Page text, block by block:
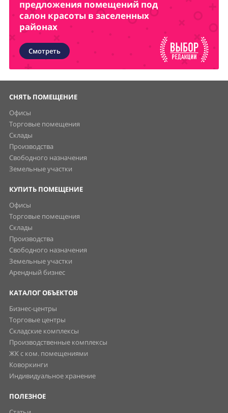
предложения помещений под
салон красоты в заселенных
районах
Смотреть
СНЯТЬ ПОМЕЩЕНИЕ
Офисы
Торговые помещения
Склады
Производства
Свободного назначения
Земельные участки
КУПИТЬ ПОМЕЩЕНИЕ
Офисы
Торговые помещения
Склады
Производства
Свободного назначения
Земельные участки
Арендный бизнес
КАТАЛОГ ОБЪЕКТОВ
Бизнес-центры
Торговые центры
Складские комплексы
Производственные комплексы
ЖК с ком. помещениями
Коворкинги
Индивидуальное хранение
ПОЛЕЗНОЕ